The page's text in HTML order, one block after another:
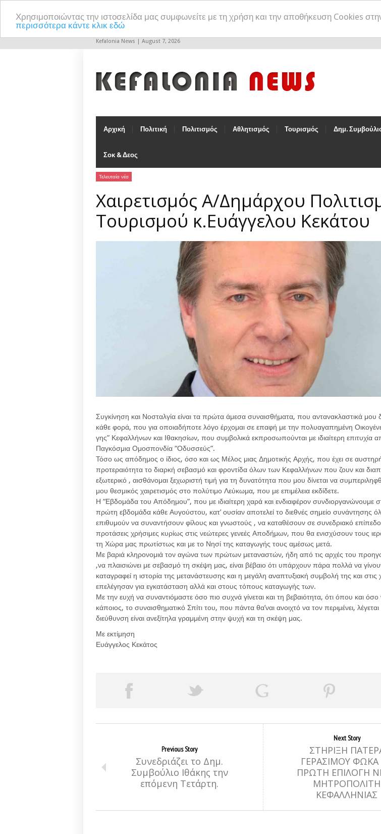
Χρησιμοποιώντας την ιστοσελίδα μας συμφωνείτε με τη χρήση και την αποθήκευση Cookies
περισσότερα κάντε κλικ εδώ
Kefalonia News | August 7, 2026
Αρχική Πολιτική Πολιτισμός Αθλητισμός Τουρισμός Δημ.
Σοκ & Δεος
Τελευταία νέα
Χαιρετισμός Α/Δημάρχου
Τουρισμού κ.Ευάγγελου Κεκάτου
Συγκίνηση και Νοσταλγία είναι τα πρώτα άμεσα συναισθήματα, που αντανακλαστικά μου
κάθε φορά, που για οποιαδήποτε λόγο έρχομαι σε επαφή με την πολυαγαπημένη
γης” Κεφαλλήνων και Ιθακησίων, που συμβολικά εκπροσωπούνται με ιδιαίτερη επιτυχία
Παγκόσμια Ομοσπονδία “Οδυσσεύς”.
Τόσο ως απόδημος ο ίδιος, όσο και ως Μέλος μιας Δημοτικής Αρχής, που έχει σε
προτεραιότητα το διαρκή σεβασμό και φροντίδα όλων των Κεφαλλήνων που ζουν και
εξωτερικό , αισθάνομαι ξεχωριστή τιμή για τη δυνατότητα που μου δίνεται να
μου θεσμικός χαιρετισμός στο πολύτιμο Λεύκωμα, που με επιμέλεια εκδίδετε.
Η “Εβδομάδα του Απόδημου”, που με ιδιαίτερη χαρά και ενδιαφέρον συνδιοργανώνουμε
πρώτη εβδομάδα κάθε Αυγούστου, κατ’ ουσίαν αποτελεί το διεθνές σημείο συνάντησης
επιθυμούν να συναντήσουν φίλους και γνωστούς , να καταθέσουν σε συνεδριακό επίπεδο
προτάσεις χρήσιμες κυρίως στις νεώτερες γενεές Αποδήμων, που θα ενισχύσουν τους
τη Χώρα μας πρωτίστως και με το Νησί της καταγωγής τους αμέσως μετά.
Με βαριά κληρονομιά τον αγώνα των πρώτων μεταναστών, ήδη από τις αρχές του
,να πλαισιώνει με σεβασμό τη σκέψη μας, είναι βέβαιο ότι υπάρχουν πάρα πολλά να
καταγραφεί η ιστορία της μετανάστευσης και η μεγάλη αναπτυξιακή συμβολή της και
επελέγησαν για εγκατάσταση αλλά και στους τόπους καταγωγής των.
Με την ευχή να συναντιόμαστε όσο πιο συχνά γίνεται και τη βεβαιότητα, ότι όπου και
κάποιος, το συναισθηματικό Σπίτι του, που πάντα θα’ναι ανοιχτό να τον περιμένει,
διεύθυνση είναι ανεξίτηλα γραμμένη στην ψυχή και τη σκέψη μας.
Με εκτίμηση
Ευάγγελος Κεκάτος
Previous Story
Συνεδριάζει το Δημ.
Συμβούλιο Ιθάκης την
επόμενη Τετάρτη.
Next Story
ΣΤΗΡΙΞΗ
ΓΕΡΑΣΙΜΟΥ ΦΩΚΑ
ΠΡΩΤΗ ΕΠΙΛΟΓΗ
ΜΗΤΡΟΠΟΛΙΤΗ
ΚΕΦΑΛΛΗΝΙΑΣ